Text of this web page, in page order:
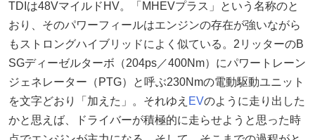
TDIは48VマイルドHV。「MHEVプラス」という名称のと
おり、そのパワーフィールはエンジンの存在が強いながら
もストロングハイブリッドによく似ている。2リッターのB
SGディーゼルターボ（204ps／400Nm）にパワートレーン
ジェネレーター（PTG）と呼ぶ230Nmの電動駆動ユニット
を文字どおり「加えた」。それゆえ EVのように走り出した
かと思えば、ドライバーが積極的に走らせようと思った時